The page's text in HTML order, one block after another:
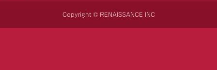
Copyright © RENAISSANCE INC